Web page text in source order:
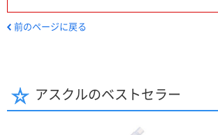
前のページに戻る
アスクルのベストセラー